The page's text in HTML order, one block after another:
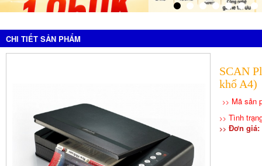
CHI TIẾT SẢN PHẨM
SCAN
khổ A4)
>> Mã sản
>> Tình
>> Đơn giá: